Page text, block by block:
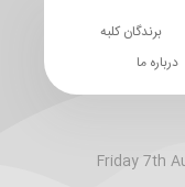
برندگان کلبه
درباره ما